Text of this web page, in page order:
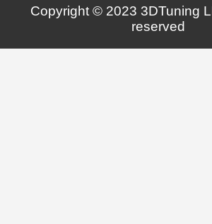
Copyright © 2023 3DTuning
reserved